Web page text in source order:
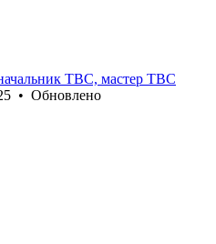
ТВС, мастер ТВС
• Обновлено